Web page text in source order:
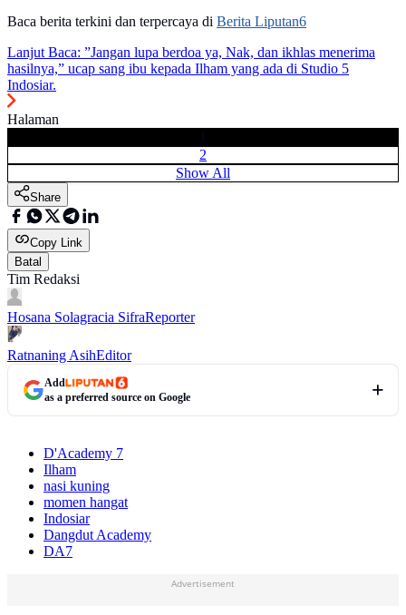
Baca berita terkini dan terpercaya di Berita Liputan6
Lanjut Baca: ”Jangan lupa berdoa ya, Nak, dan ikhlas menerima
hasilnya,” ucap sang ibu kepada Ilham yang ada di Studio 5
Indosiar.
Halaman
2
Show All
Share
Copy Link
Batal
Tim Redaksi
Hosana Solagracia SifraReporter
Ratnaning AsihEditor
Add
as a preferred source on Google
D'Academy 7
Ilham
nasi kuning
momen hangat
Indosiar
Dangdut Academy
DA7
Advertisement